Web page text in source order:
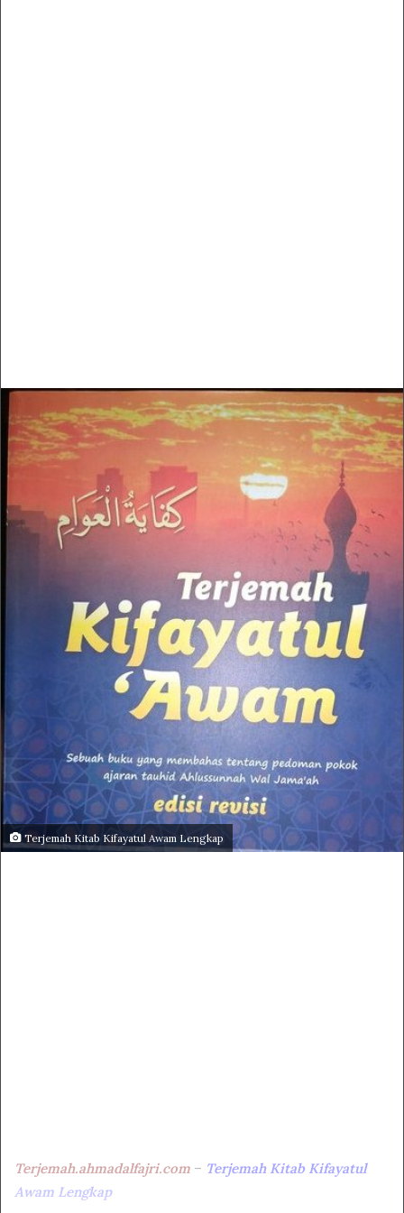
Terjemah Kitab Kifayatul Awam Lengkap
Terjemah.ahmadalfajri.com – Terjemah Kitab Kifayatul
Awam Lengkap